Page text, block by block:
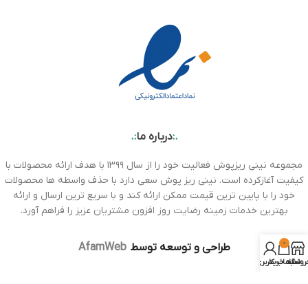
.:درباره ما:.
مجموعه نینی ریزپوش فعالیت خود را از سال ۱۳۹۹ با هدف ارائه محصولات با
کیفیت آغازکرده است. نینی ریز پوش سعی دارد با حذف واسطه ها محصولات
خود را با پایین ترین قیمت ممکن ارائه کند و با سریع ترین ارسال و ارائه
بهترین خدمات زمینه رضایت روز افزون مشتریان عزیز را فراهم آورد.
طراحی و توسعه توسطAfamWeb 0
سبد خرید
حساب کاربری من